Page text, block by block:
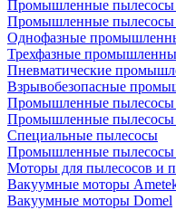
Промышленные
Промышленные пылесосы
Однофазные
Трехфазные
Пневматические
Взрывобезопасные
Промышленные пылесосы
Промышленные пылесосы
Специальные пылесосы
Промышленные пылесосы
Моторы для пылесосов и
Вакуумные моторы
Вакуумные моторы Domel